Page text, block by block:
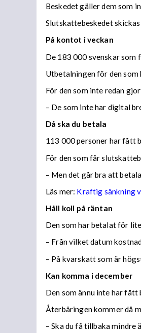
Beskedet gäller dem som
Slutskattebeskedet
På kontot i veckan
De 183 000 svenskar som
Utbetalningen för den
För den som inte redan
– De som inte har digital
Då ska du betala
113 000 personer har fått
För den som får
– Men det går bra att
Läs mer: Kraftig sänkning
Håll koll på räntan
Den som har betalat för
– Från vilket datum
– På kvarskatt som är
Kan komma i december
Den som ännu inte har
Återbäringen kommer då
– Ska du få tillbaka